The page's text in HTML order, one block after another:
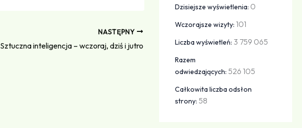
NASTĘPNY
Sztuczna inteligencja – wczoraj, dziś i jutro
Dzisiejsze wyświetlenia: 0
Wczorajsze wizyty:101
Liczba wyświetleń: 3 759 065
Razem
odwiedzających: 526 105
Całkowita liczba odsłon
strony: 58